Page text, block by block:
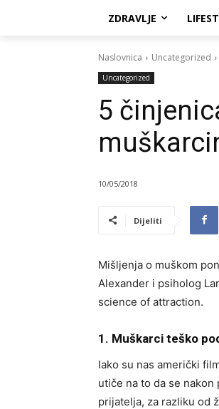
ZDRAVLJE
Naslovnica Uncategorized
Uncategorized
5
10/05/2018
Dijeliti
Mišljenja o muškom
Alexander i psiholog
science of attraction.
1. Muškarci teško
Iako su nas američki
utiče na to da se
prijatelja, za razliku od